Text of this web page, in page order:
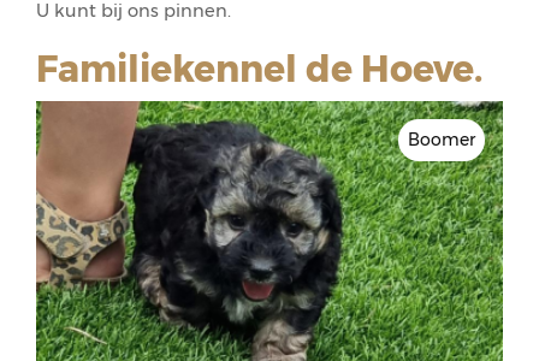
U kunt bij ons pinnen.
Familiekennel de Hoeve.
Boomer